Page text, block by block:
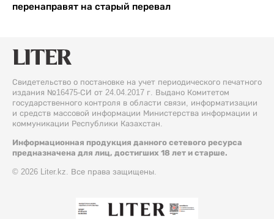
перенаправят на старый перевал
Свидетельство о постановке на учет периодического печатного
издания №16475-СИ от 24.04.2017 г. Выдано Комитетом
государственного контроля в области связи, информатизации
и средств массовой информации Министерства информации и
коммуникации Республики Казахстан.
Информационная продукция данного сетевого ресурса
предназначена для лиц, достигших 18 лет и старше.
© 2026 Liter.kz. Все права защищены.